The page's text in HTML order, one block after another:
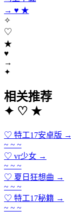
→ ♥ ★
✧
♡
★
♥
→
✦
相关推荐
✦ ♡ ★
♡ 特工17安卓版 →
~ ~ ~
♡ vr少女 →
~ ~ ~
♡ 夏日狂想曲 →
~ ~ ~
♡ 特工17秘籍 →
~ ~ ~